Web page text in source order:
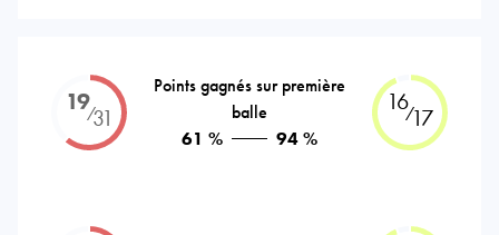
19⁄31
Points gagnés sur première
balle
61 %
94 %
16⁄17